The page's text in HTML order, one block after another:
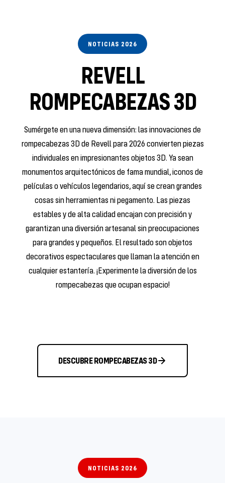
NOTICIAS 2026
REVELL
ROMPECABEZAS 3D
Sumérgete en una nueva dimensión: las innovaciones de
rompecabezas 3D de Revell para 2026 convierten piezas
individuales en impresionantes objetos 3D. Ya sean
monumentos arquitectónicos de fama mundial, iconos de
películas o vehículos legendarios, aquí se crean grandes
cosas sin herramientas ni pegamento. Las piezas
estables y de alta calidad encajan con precisión y
garantizan una diversión artesanal sin preocupaciones
para grandes y pequeños. El resultado son objetos
decorativos espectaculares que llaman la atención en
cualquier estantería. ¡Experimente la diversión de los
rompecabezas que ocupan espacio!
DESCUBRE ROMPECABEZAS 3D
NOTICIAS 2026